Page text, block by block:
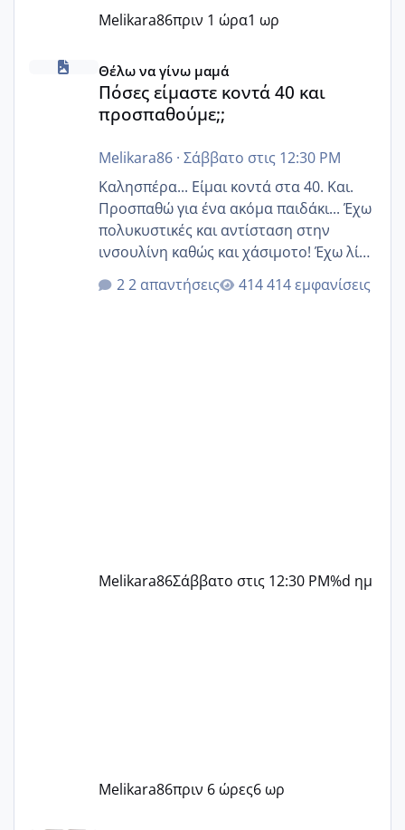
Melikara86πριν 1 ώρα1 ωρ
Πόσες είμαστε κοντά 40 και προσπαθούμε;;
Θέλω να γίνω μαμά
Πόσες είμαστε κοντά 40 και
προσπαθούμε;;
Melikara86· Σάββατο στις 12:30 PM
Καλησπέρα... Είμαι κοντά στα 40. Και.
Προσπαθώ για ένα ακόμα παιδάκι... Έχω
πολυκυστικές και αντίσταση στην
ινσουλίνη καθώς και χάσιμοτο! Έχω λίγα
κιλά παραπάνω και όσο κ αν προσπαθώ
δεν χάνω εύκολα! Προσπαθώ για ακόμη
2 απαντήσεις 414 εμφανίσεις
Melikara86Σάββατο στις 12:30 PM%d ημ
Melikara86πριν 6 ώρες6 ωρ
Μωράκια Μαΐου 2026 🌸🌻🌹